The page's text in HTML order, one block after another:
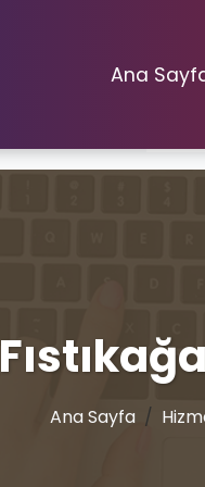
Ana
Ana Sayfa